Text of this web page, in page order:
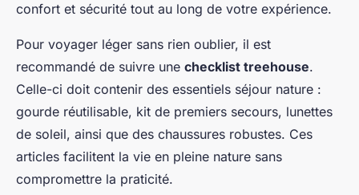
confort et sécurité tout au long de votre expérience.
Pour voyager léger sans rien oublier, il est
recommandé de suivre une checklist treehouse.
Celle-ci doit contenir des essentiels séjour nature :
gourde réutilisable, kit de premiers secours, lunettes
de soleil, ainsi que des chaussures robustes. Ces
articles facilitent la vie en pleine nature sans
compromettre la praticité.